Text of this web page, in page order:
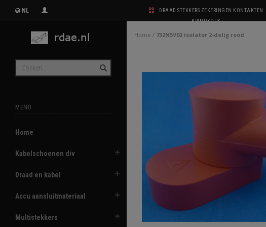
NL
DRAAD STEKKERS ZEKERINGEN KONTAKTEN
KRIMPKOUS
MENU
Home
Kabelschoenen div
Draad en kabel
Accu aansluitmateriaal
Multistekkers
Home / 732N5V02 isolator 2-delig rood